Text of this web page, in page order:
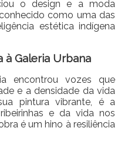
o design e a moda
como uma das
estética indígena
à Galeria Urbana
encontrou vozes que
e a densidade da vida
pintura vibrante, é a
e da vida nos
é um hino à resiliência